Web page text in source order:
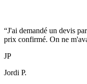
“J'ai demandé un devis
prix confirmé. On ne
JP
Jordi P.